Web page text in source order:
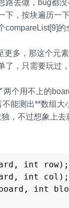
去做，bug都没
下，按块遍历一
compareList[9]
多，那这个元
了，只需要玩过
个用不上的
能测出**数组大
，不过想象上
int row);
int col);
int